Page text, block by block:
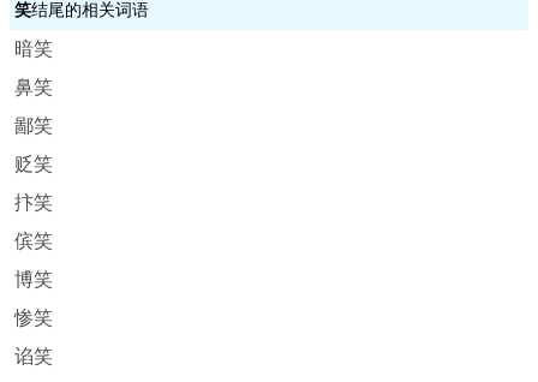
笑结尾的相关词语
暗笑
鼻笑
鄙笑
贬笑
抃笑
傧笑
博笑
惨笑
谄笑